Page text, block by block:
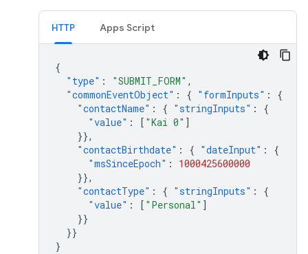
HTTP Apps Script
{
"type" : "SUBMIT_FORM" ,
"commonEventObject" : { "formInputs" :
{
"contactName" : { "stringInputs" :
{
"value" : [ "Kai 0" ]
}},
"contactBirthdate" : { "dateInput" :
{
"msSinceEpoch" :
1000425600000
}},
"contactType" : { "stringInputs" :
{
"value" : [ "Personal" ]
}}
}}
}